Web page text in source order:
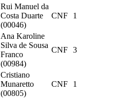
Rui Manuel da
Costa Duarte
(00046)
CNF 1
Ana Karoline
Silva de Sousa
Franco
(00984)
CNF 3
Cristiano
Munaretto
(00805)
CNF 1